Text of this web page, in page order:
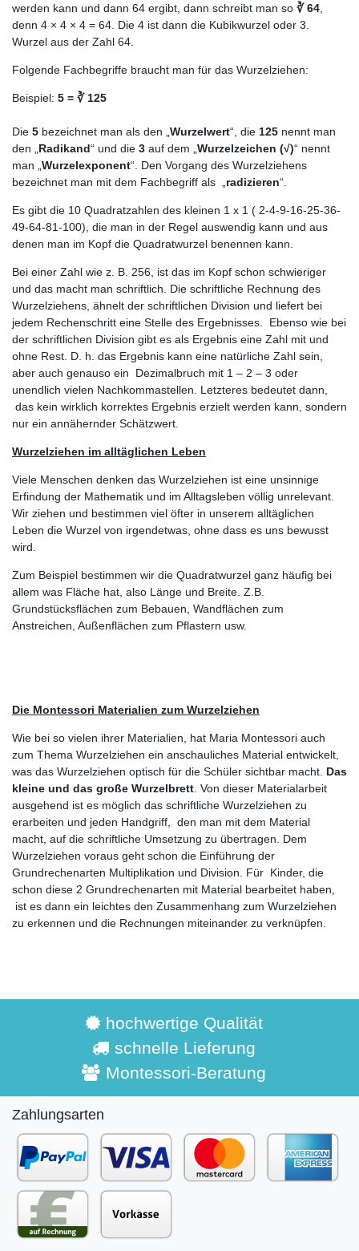
werden kann und dann 64 ergibt, dann schreibt man so ∛ 64
denn 4 × 4 × 4 = 64. Die 4 ist dann die Kubikwurzel oder 3.
Wurzel aus der Zahl 64.
Folgende Fachbegriffe braucht man für das Wurzelziehen:
Beispiel: 5 = ∛ 125
Die 5 bezeichnet man als den „ Wurzelwert“, die 125 nennt man
den „ Radikand“ und die 3 auf dem „ Wurzelzeichen (√)“ nennt
man „ Wurzelexponent“. Den Vorgang des Wurzelziehens
bezeichnet man mit dem Fachbegriff als „ radizieren“.
Es gibt die 10 Quadratzahlen des kleinen 1 x 1 ( 2-4-9-16-25-36-
49-64-81-100), die man in der Regel auswendig kann und aus
denen man im Kopf die Quadratwurzel benennen kann.
Bei einer Zahl wie z. B. 256, ist das im Kopf schon schwieriger
und das macht man schriftlich. Die schriftliche Rechnung des
Wurzelziehens, ähnelt der schriftlichen Division und liefert bei
jedem Rechenschritt eine Stelle des Ergebnisses. Ebenso wie bei
der schriftlichen Division gibt es als Ergebnis eine Zahl mit und
ohne Rest. D. h. das Ergebnis kann eine natürliche Zahl sein,
aber auch genauso ein Dezimalbruch mit 1 – 2 – 3 oder
unendlich vielen Nachkommastellen. Letzteres bedeutet dann,
das kein wirklich korrektes Ergebnis erzielt werden kann, sondern
nur ein annähernder Schätzwert.
Wurzelziehen im alltäglichen Leben
Viele Menschen denken das Wurzelziehen ist eine unsinnige
Erfindung der Mathematik und im Alltagsleben völlig unrelevant.
Wir ziehen und bestimmen viel öfter in unserem alltäglichen
Leben die Wurzel von irgendetwas, ohne dass es uns bewusst
wird.
Zum Beispiel bestimmen wir die Quadratwurzel ganz häufig bei
allem was Fläche hat, also Länge und Breite. Z.B.
Grundstücksflächen zum Bebauen, Wandflächen zum
Anstreichen, Außenflächen zum Pflastern usw.
Die Montessori Materialien zum Wurzelziehen
Wie bei so vielen ihrer Materialien, hat Maria Montessori auch
zum Thema Wurzelziehen ein anschauliches Material entwickelt,
was das Wurzelziehen optisch für die Schüler sichtbar macht. Das
kleine und das große Wurzelbrett . Von dieser Materialarbeit
ausgehend ist es möglich das schriftliche Wurzelziehen zu
erarbeiten und jeden Handgriff, den man mit dem Material
macht, auf die schriftliche Umsetzung zu übertragen. Dem
Wurzelziehen voraus geht schon die Einführung der
Grundrechenarten Multiplikation und Division. Für Kinder, die
schon diese 2 Grundrechenarten mit Material bearbeitet haben,
ist es dann ein leichtes den Zusammenhang zum Wurzelziehen
zu erkennen und die Rechnungen miteinander zu verknüpfen.
hochwertige Qualität
schnelle Lieferung
Montessori-Beratung
Zahlungsarten